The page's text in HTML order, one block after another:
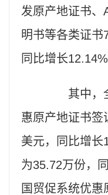
发原产地证书、
明书等各类证书
同比增长12.14%
其中，全
惠原产地证书签
美元，同比增长
为35.72万份，
国贸促系统优